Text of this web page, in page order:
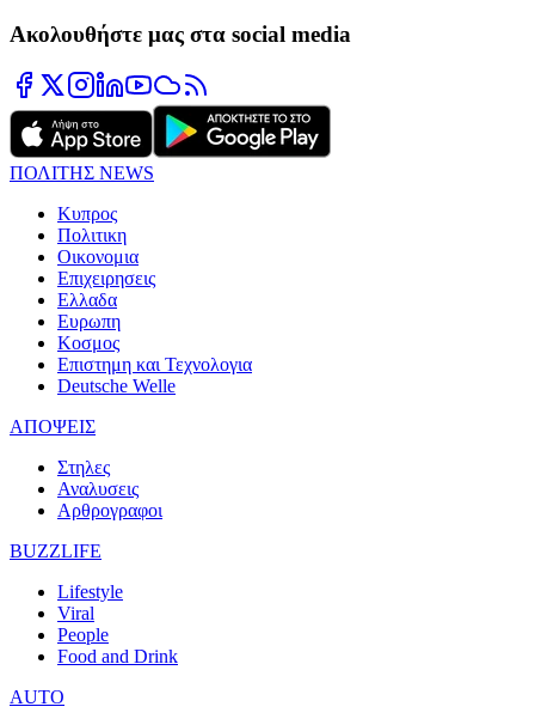
Ακολουθήστε μας στα social media
ΠΟΛΙΤΗΣ NEWS
Κυπρος
Πολιτικη
Οικονομια
Επιχειρησεις
Ελλαδα
Ευρωπη
Κοσμος
Επιστημη και Τεχνολογια
Deutsche Welle
ΑΠΟΨΕΙΣ
Στηλες
Αναλυσεις
Αρθρογραφοι
BUZZLIFE
Lifestyle
Viral
People
Food and Drink
AUTO